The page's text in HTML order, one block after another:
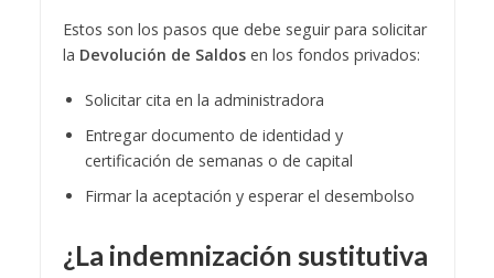
Estos son los pasos que debe seguir para solicitar
la Devolución de Saldosen los fondos privados:
Solicitar cita en la administradora
Entregar documento de identidad y
certificación de semanas o de capital
Firmar la aceptación y esperar el desembolso
¿La indemnización sustitutiva